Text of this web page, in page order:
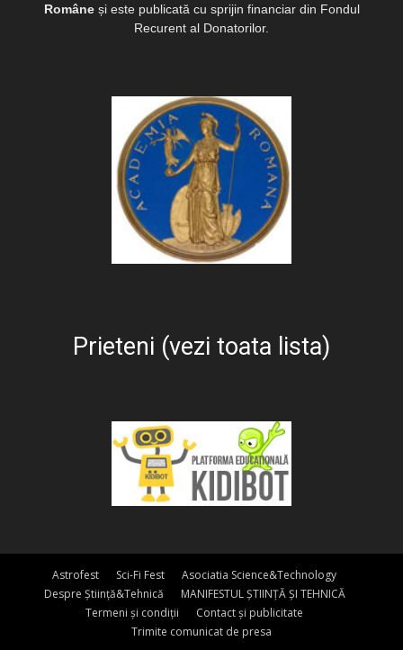
Româneși este publicată cu sprijin financiar din Fondul
Recurent al Donatorilor.
Prieteni (vezi toata lista)
Astrofest Sci-Fi Fest
Asociatia Science&Technology
Despre Știință&Tehnică
MANIFESTUL ȘTIINȚĂ ȘI TEHNICĂ
Termeni și condiții
Contact și publicitate
Trimite comunicat de presa